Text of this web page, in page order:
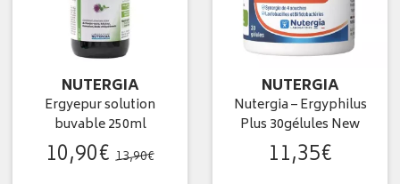
NUTERGIA
Ergyepur solution
buvable 250ml
10,90€ 13,90€
NUTERGIA
Nutergia – Ergyphilus
Plus 30gélules New
11,35€